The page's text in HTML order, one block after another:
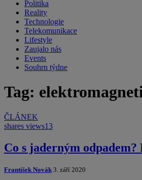
Politika
Reality
Technologie
Telekomunikace
Lifestyle
Zaujalo nás
Events
Souhrn týdne
Tag:
ČLÁNEK
shares views13
Co s jaderným
František Novák 3. září 2020